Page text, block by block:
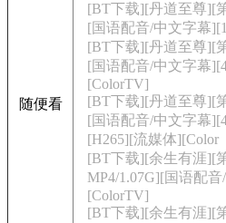
随便看
[BT下载][丹道至尊][
[国语配音/中文字幕
[BT下载][丹道至尊][
[国语配音/中文字幕
[ColorTV]
[BT下载][丹道至尊][
[国语配音/中文字幕
[H265][流媒体][Color
[BT下载][余生有涯][
MP4/1.07G][国语配
[ColorTV]
[BT下载][余生有涯][